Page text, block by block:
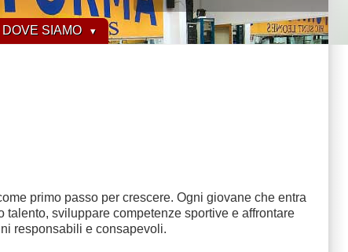
DOVE SIAMO
primo passo per crescere. Ogni giovane che entra
sviluppare competenze sportive e affrontare
responsabili e consapevoli.